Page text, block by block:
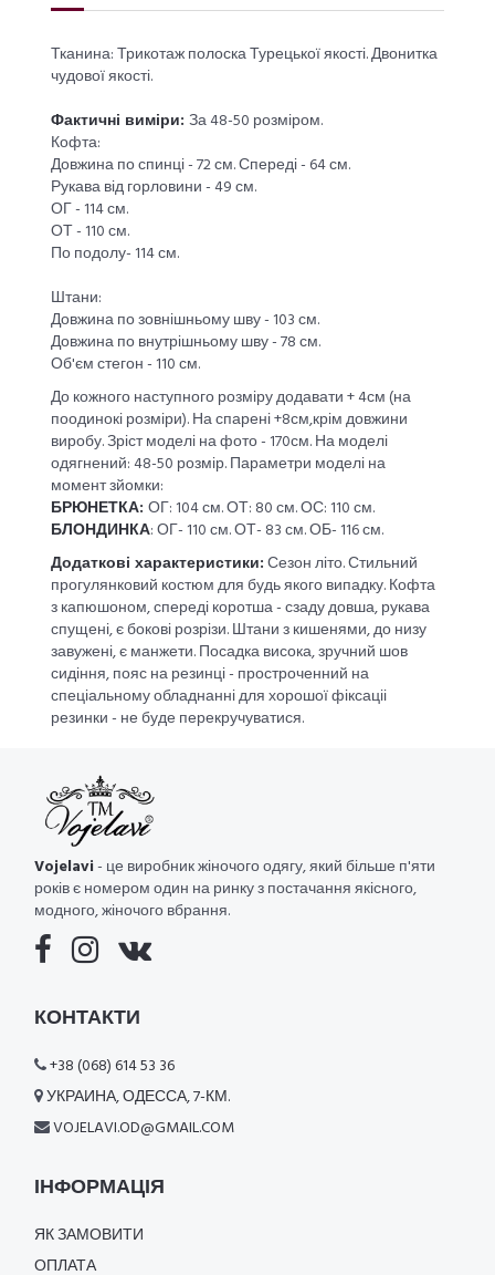
Тканина: Трикотаж полоска Турецької якості. Двонитка
чудової якості.
Фактичні виміри:За 48-50 розміром.
Кофта:
Довжина по спинці - 72 см. Спереді - 64 см.
Рукава від горловини - 49 см.
ОГ - 114 см.
ОТ - 110 см.
По подолу- 114 см.
Штани:
Довжина по зовнішньому шву - 103 см.
Довжина по внутрішньому шву - 78 см.
Об'єм стегон - 110 см.
До кожного наступного розміру додавати + 4см (на
поодинокі розміри). На спарені +8см,крім довжини
виробу. Зріст моделі на фото - 170см. На моделі
одягнений: 48-50 розмір. Параметри моделі на
момент зйомки:
БРЮНЕТКА:ОГ: 104 см. ОТ: 80 см. ОС: 110 см.
БЛОНДИНКА: ОГ- 110 см. ОТ- 83 см. ОБ- 116 см.
Додаткові характеристики:Сезон літо. Стильний
прогулянковий костюм для будь якого випадку. Кофта
з капюшоном, спереді коротша - сзаду довша, рукава
спущені, є бокові розрізи. Штани з кишенями, до низу
завужені, є манжети. Посадка висока, зручний шов
сидіння, пояс на резинці - простроченний на
спеціальному обладнанні для хорошої фіксаціі
резинки - не буде перекручуватися.
Vojelavi- це виробник жіночого одягу, який більше п'яти
років є номером один на ринку з постачання якісного,
модного, жіночого вбрання.
КОНТАКТИ
+38 (068) 614 53 36
УКРАИНА, ОДЕССА, 7-КМ.
VOJELAVI.OD@GMAIL.COM
ІНФОРМАЦІЯ
ЯК ЗАМОВИТИ
ОПЛАТА